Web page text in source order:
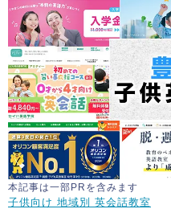
本記事は一部PRを含みます
子供向け 地域別 英会話教室